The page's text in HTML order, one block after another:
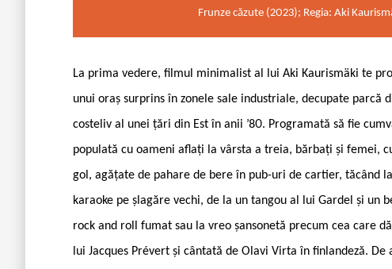
Frunze căzute (2023); Regia: Aki
La prima vedere, filmul minimalist al lui Aki Kaurismäki te
unui oraș surprins în zonele sale industriale, decupate parcă
costeliv al unei țări din Est în anii ’80. Programată să fie
populată cu oameni aflați la vârsta a treia, bărbați și femei,
gol, agățate de pahare de bere în pub-uri de cartier, tăcând
karaoke pe șlagăre vechi, de la un tangou al lui Gardel și un
rock and roll fumat sau la vreo șansonetă precum cea care
lui Jacques Prévert și cântată de Olavi Virta în finlandeză.